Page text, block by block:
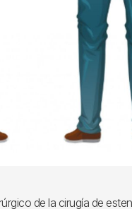
de la cirugía de